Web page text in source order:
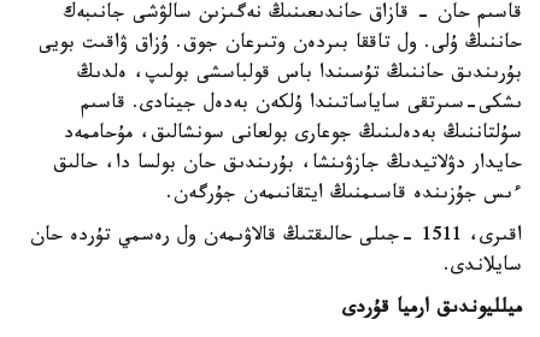
قاسىم حان - قازاق حاندىعىنىڭ نەگىزىن سالۋشى جانىبەك
حاننىڭ ۇلى. ول تاققا بىردەن وتىرعان جوق. ۇزاق ۋاقىت بويى
بۇرىندىق حاننىڭ تۇسىندا باس قولباسشى بولىپ، ەلدىڭ
ىشكى-سىرتقى ساياساتىندا ۇلكەن بەدەل جينادى. قاسىم
سۇلتاننىڭ بەدەلىنىڭ جوعارى بولعانى سونشالىق، مۇحاممەد
حايدار دۋلاتيدىڭ جازۋىنشا، بۇرىندىق حان بولسا دا، حالىق
ءىس جۇزىندە قاسىمنىڭ ايتقانىمەن جۇرگەن.
اقىرى، 1511 -جىلى حالىقتىڭ قالاۋىمەن ول رەسمي تۇردە حان
سايلاندى.
ميلليوندىق ارميا قۇردى